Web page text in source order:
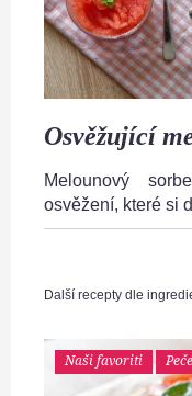
Osvěžující
Melounový
osvěžení, které si
Další recepty dle
Naši favoriti